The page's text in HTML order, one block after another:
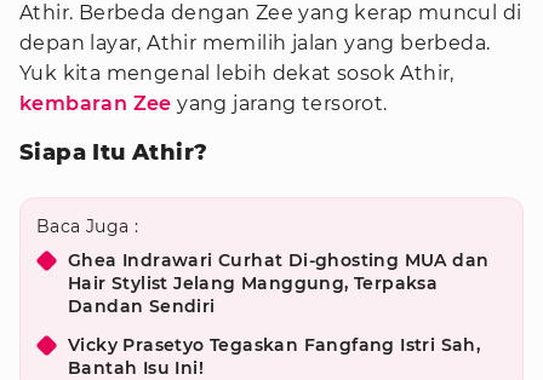
Athir. Berbeda dengan Zee yang kerap muncul di
depan layar, Athir memilih jalan yang berbeda.
Yuk kita mengenal lebih dekat sosok Athir,
kembaran Zee yang jarang tersorot.
Siapa Itu Athir?
Baca Juga :
Ghea Indrawari Curhat Di-ghosting MUA dan
Hair Stylist Jelang Manggung, Terpaksa
Dandan Sendiri
Vicky Prasetyo Tegaskan Fangfang Istri Sah,
Bantah Isu Ini!